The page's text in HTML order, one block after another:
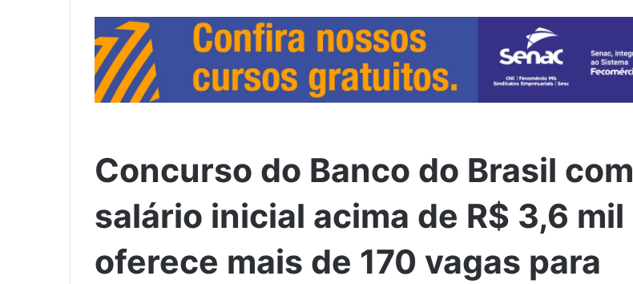
Concurso do Banco do Brasil com
salário inicial acima de R$ 3,6 mil
oferece mais de 170 vagas para